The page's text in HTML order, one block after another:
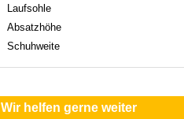
Laufsohle
Absatzhöhe
Schuhweite
Wir helfen gerne weiter